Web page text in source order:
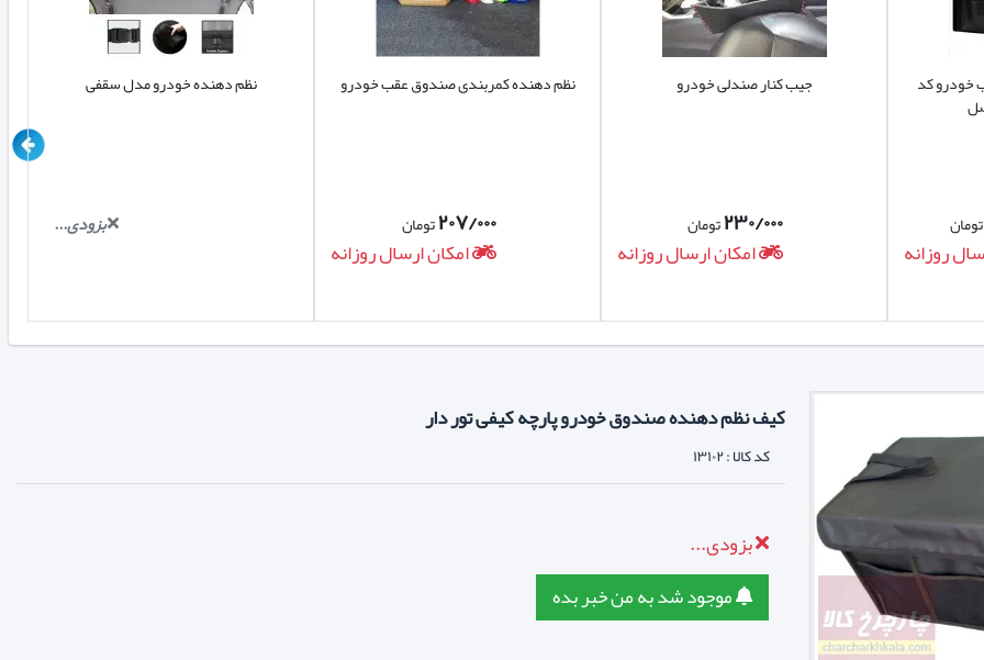
نظم دهنده خودرو مدل سقفی
بزودی...
نظم دهنده کمربندی صندوق عقب خودرو
۲۰۷/۰۰۰تومان
امکان ارسال روزانه
جیب کنار صندلی خودرو
۲۳۰/۰۰۰تومان
امکان ارسال روزانه
خودرو کد
تومان
روزانه
کیف نظم دهنده صندوق خودرو پارچه کیفی تور دار
کد کالا :۱۳۱۰۲
بزودی...
موجود شد به من خبر بده